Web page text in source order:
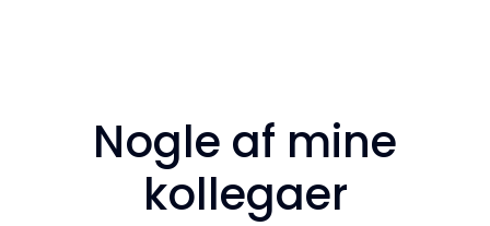
Nogle af mine
kollegaer